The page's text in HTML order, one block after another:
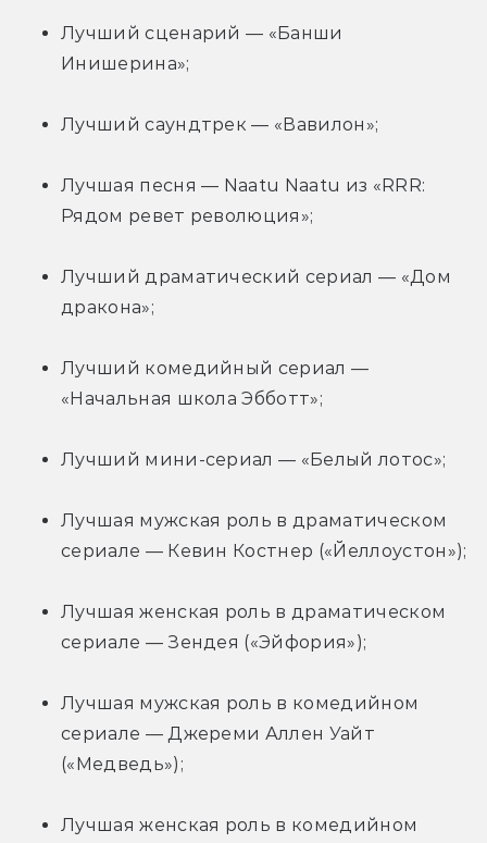
Лучший сценарий — «Банши
Инишерина»;
Лучший саундтрек — «Вавилон»;
Лучшая песня — Naatu Naatu из «RRR:
Рядом ревет революция»;
Лучший драматический сериал — «Дом
дракона»;
Лучший комедийный сериал —
«Начальная школа Эбботт»;
Лучший мини-сериал — «Белый лотос»;
Лучшая мужская роль в драматическом
сериале — Кевин Костнер («Йеллоустон»);
Лучшая женская роль в драматическом
сериале — Зендея («Эйфория»);
Лучшая мужская роль в комедийном
сериале — Джереми Аллен Уайт
(«Медведь»);
Лучшая женская роль в комедийном